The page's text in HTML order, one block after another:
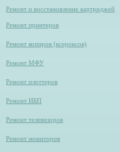
Ремонт и восстановление картриджей
Ремонт принтеров
Ремонт копиров (ксероксов)
Ремонт МФУ
Ремонт плоттеров
Ремонт ИБП
Ремонт телевизоров
Ремонт мониторов